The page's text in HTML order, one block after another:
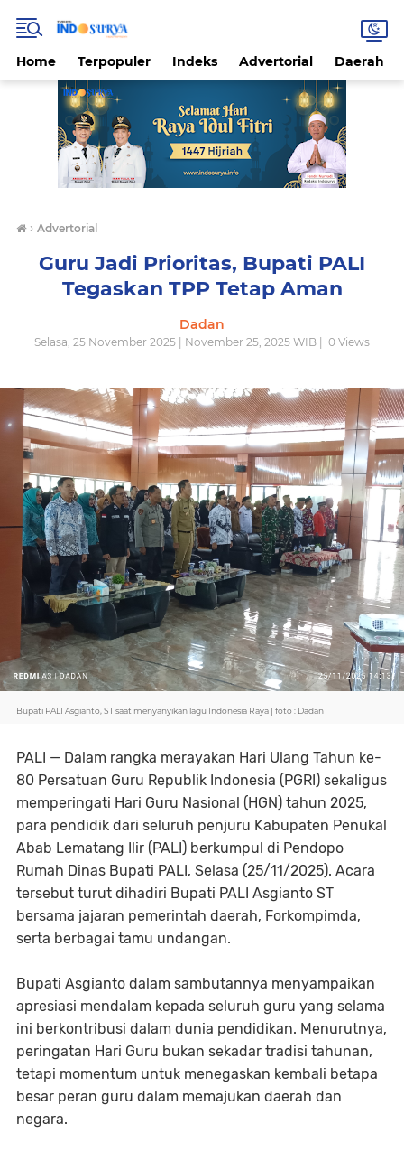
Home Terpopuler Indeks Advertorial Daerah
› Advertorial
Guru Jadi Prioritas, Bupati PALI
Tegaskan TPP Tetap Aman
Dadan
Selasa, 25 November 2025 | November 25, 2025 WIB | 0 Views
Bupati PALI Asgianto, ST saat menyanyikan lagu Indonesia Raya | foto : Dadan
PALI — Dalam rangka merayakan Hari Ulang Tahun ke-
80 Persatuan Guru Republik Indonesia (PGRI) sekaligus
memperingati Hari Guru Nasional (HGN) tahun 2025,
para pendidik dari seluruh penjuru Kabupaten Penukal
Abab Lematang Ilir (PALI) berkumpul di Pendopo
Rumah Dinas Bupati PALI, Selasa (25/11/2025). Acara
tersebut turut dihadiri Bupati PALI Asgianto ST
bersama jajaran pemerintah daerah, Forkompimda,
serta berbagai tamu undangan.
Bupati Asgianto dalam sambutannya menyampaikan
apresiasi mendalam kepada seluruh guru yang selama
ini berkontribusi dalam dunia pendidikan. Menurutnya,
peringatan Hari Guru bukan sekadar tradisi tahunan,
tetapi momentum untuk menegaskan kembali betapa
besar peran guru dalam memajukan daerah dan
negara.